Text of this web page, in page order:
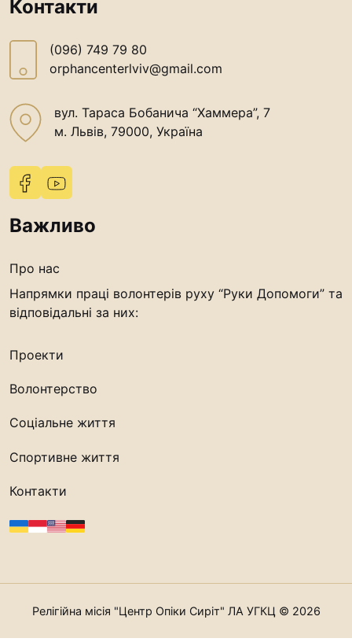
Контакти
(096) 749 79 80
orphancenterlviv@gmail.com
вул. Тараса Бобанича “Хаммера”, 7
м. Львів, 79000, Україна
Важливо
Про нас
Напрямки праці волонтерів руху “Руки Допомоги” та
відповідальні за них:
Проекти
Волонтерство
Соціальне життя
Спортивне життя
Контакти
Релігійна місія "Центр Опіки Сиріт" ЛА УГКЦ © 2026